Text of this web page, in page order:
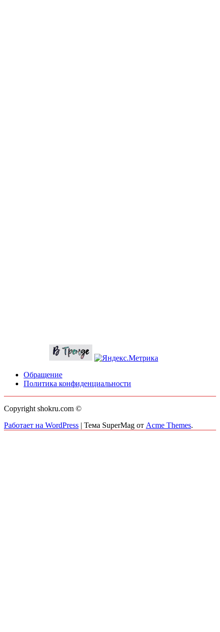
Обращение
Политика конфиденциальности
Copyright shokru.com ©
Работает на WordPress | Тема SuperMag от Acme Themes.